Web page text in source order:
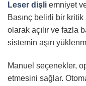
Leser dişli emniyet
Basınç belirli bir
olarak açılır ve fazla
sistemin aşırı
Manuel seçenekler,
etmesini sağlar.